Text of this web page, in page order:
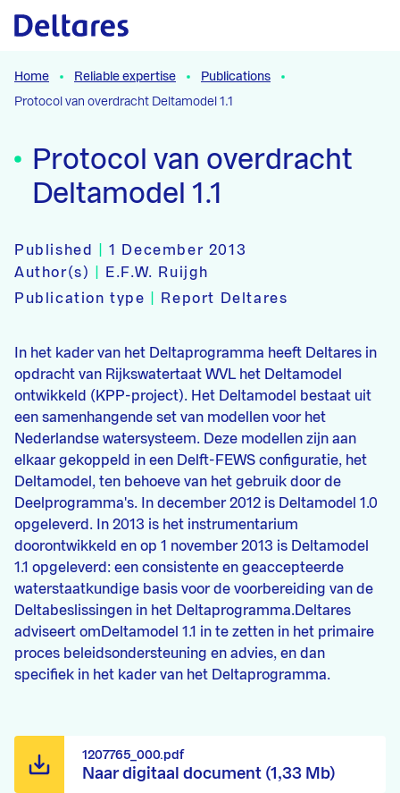
Naar hoofdcontent
Home Reliable expertise
Publications
Protocol van overdracht Deltamodel 1.1
Protocol van overdracht
Deltamodel 1.1
Published |1 December 2013
Author(s)
E.F.W. Ruijgh
Publication type
Report Deltares
In het kader van het Deltaprogramma heeft Deltares in
opdracht van Rijkswatertaat WVL het Deltamodel
ontwikkeld (KPP-project). Het Deltamodel bestaat uit
een samenhangende set van modellen voor het
Nederlandse watersysteem. Deze modellen zijn aan
elkaar gekoppeld in een Delft-FEWS configuratie, het
Deltamodel, ten behoeve van het gebruik door de
Deelprogramma's. In december 2012 is Deltamodel 1.0
opgeleverd. In 2013 is het instrumentarium
doorontwikkeld en op 1 november 2013 is Deltamodel
1.1 opgeleverd: een consistente en geaccepteerde
waterstaatkundige basis voor de voorbereiding van de
Deltabeslissingen in het Deltaprogramma.Deltares
adviseert omDeltamodel 1.1 in te zetten in het primaire
proces beleidsondersteuning en advies, en dan
specifiek in het kader van het Deltaprogramma.
Naar digitaal document (1,33 Mb)
1207765_000.pdf